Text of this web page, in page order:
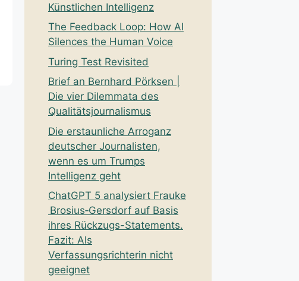
Künstlichen Intelligenz
The Feedback Loop: How AI
Silences the Human Voice
Turing Test Revisited
Brief an Bernhard Pörksen |
Die vier Dilemmata des
Qualitätsjournalismus
Die erstaunliche Arroganz
deutscher Journalisten,
wenn es um Trumps
Intelligenz geht
ChatGPT 5 analysiert Frauke
Brosius‑Gersdorf auf Basis
ihres Rückzugs-Statements.
Fazit: Als
Verfassungsrichterin nicht
geeignet